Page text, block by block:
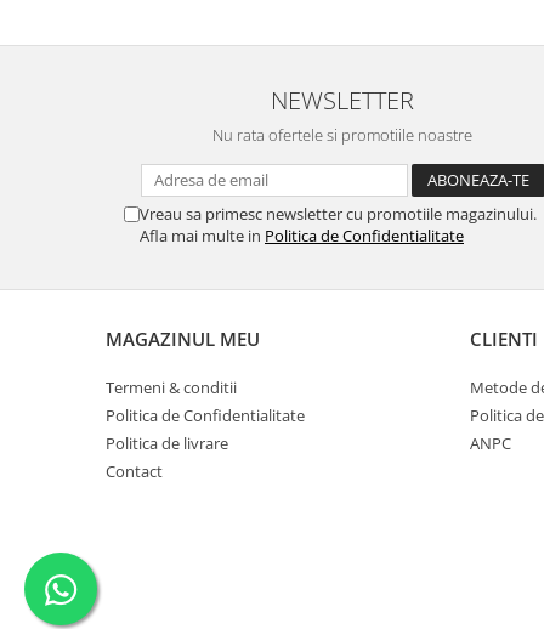
NEWSLETTER
Nu rata ofertele si promotiile noastre
Vreau sa primesc newsletter cu promotiile magazinului.
Afla mai multe in Politica de Confidentialitate
MAGAZINUL MEU
Termeni & conditii
Politica de Confidentialitate
Politica de livrare
Contact
CLIENTI
Metode
Politica
ANPC